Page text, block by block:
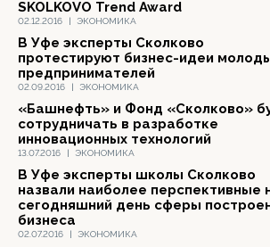
02.12.2016 | ЭКОНОМИКА
SKOLKOVO Trend Award
02.09.2016 | ЭКОНОМИКА
В Уфе эксперты Сколково
протестируют бизнес-идеи
предпринимателей
13.07.2016 | ЭКОНОМИКА
«Башнефть» и Фонд «Сколково»
сотрудничать в разработке
инновационных технологий
02.07.2016 | ЭКОНОМИКА
В Уфе эксперты школы Сколково
назвали наиболее перспективные
сегодняшний день сферы
бизнеса